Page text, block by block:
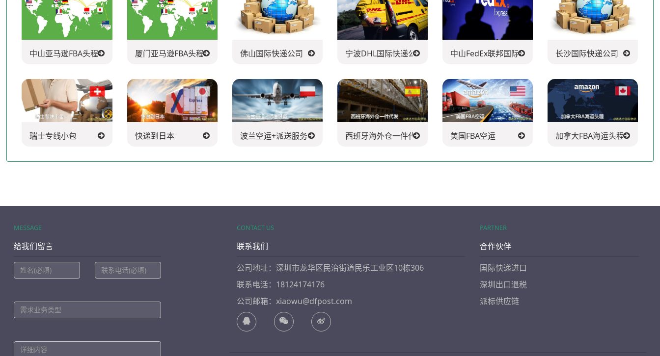
中山亚马逊FBA头程派送公司 厦门亚马逊FBA头程派送公司 佛山国际快递公司 宁波DHL国际快递公司 中山FedEx联邦国际快递公司 长沙国际快递公司
瑞士专线小包 快递到日本 波兰空运+派送服务 西班牙海外仓一件代发 美国FBA空运 加拿大FBA海运头程
MESSAGE
给我们留言
CONTACT US
联系我们
公司地址：深圳市龙华区民治街道民乐工业区10栋306
联系电话：18124174176
公司邮箱：xiaowu@dfpost.com
PARTNER
合作伙伴
国际快递进口
深圳出口退税
派标供应链